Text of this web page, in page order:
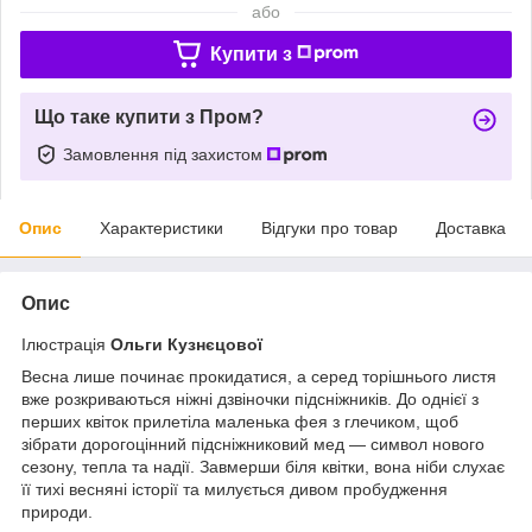
або
Купити з
Що таке купити з Пром?
Замовлення під захистом
Опис Характеристики Відгуки про товар Доставка
Опис
Ілюстрація Ольги Кузнєцової
Весна лише починає прокидатися, а серед торішнього листя
вже розкриваються ніжні дзвіночки підсніжників. До однієї з
перших квіток прилетіла маленька фея з глечиком, щоб
зібрати дорогоцінний підсніжниковий мед — символ нового
сезону, тепла та надії. Завмерши біля квітки, вона ніби слухає
її тихі весняні історії та милується дивом пробудження
природи.